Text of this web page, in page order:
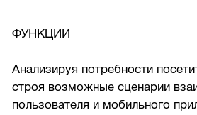
ФУНКЦИИ
Анализируя потребности
строя возможные сценарии
пользователя и мобильного